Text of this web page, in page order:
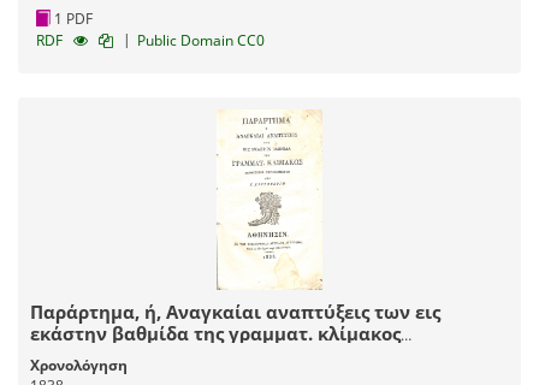
1 PDF
RDF
| Public Domain CC0
Παράρτημα, ή, Αναγκαίαι αναπτύξεις των εις
εκάστην βαθμίδα της γραμματ. κλίμακος
συνοπτικώς περιεχομένων
Χρονολόγηση